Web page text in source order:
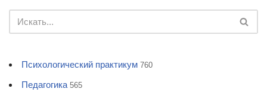
Психологический практикум 760
Педагогика 565